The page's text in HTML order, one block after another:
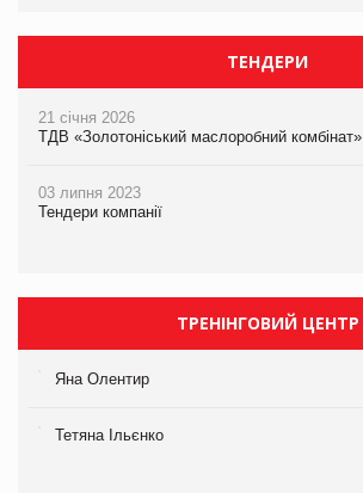
ТЕНДЕРИ
21 січня 2026
ТДВ «Золотоніський маслоробний комбінат»
03 липня 2023
Тендери компанії
ТРЕНІНГОВИЙ ЦЕНТР
Яна Олентир
Тетяна Ільєнко